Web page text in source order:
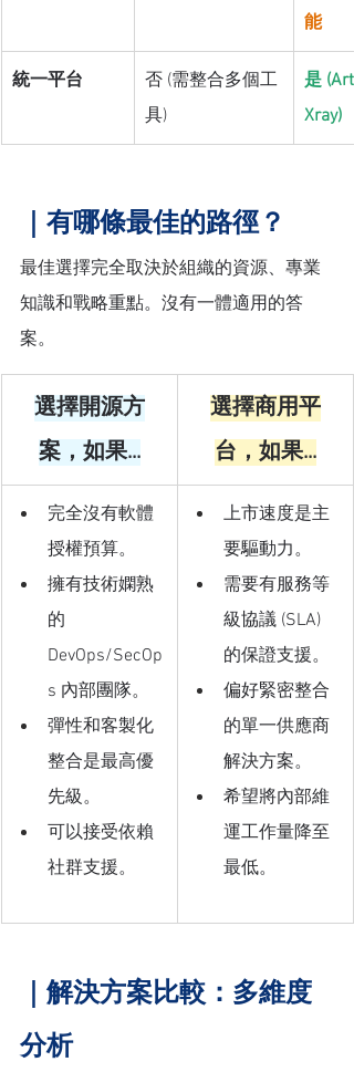
能
統一平台
否 (需整合多個工
具)
是
Xray)
有哪條最佳的路徑？
最佳選擇完全取決於組織的資源、專業
知識和戰略重點。沒有一體適用的答
案。
選擇開源方
案，如果...
選擇商用平
台，如果...
完全沒有軟體
授權預算。
擁有技術嫻熟
的
DevOps/SecOp
s 內部團隊。
彈性和客製化
整合是最高優
先級。
可以接受依賴
社群支援。
上市速度是主
要驅動力。
需要有服務等
級協議 (SLA)
的保證支援。
偏好緊密整合
的單一供應商
解決方案。
希望將內部維
運工作量降至
最低。
解決方案比較：多維度
分析